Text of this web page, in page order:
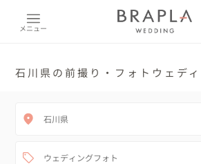
メニュー
石川県の前撮り・フォトウェデ
石川県
ウェディングフォト